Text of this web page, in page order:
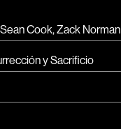
Cook, Zack Norman
y Sacrificio